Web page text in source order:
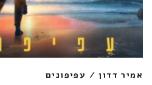
אמיר דדון / עפיפונים